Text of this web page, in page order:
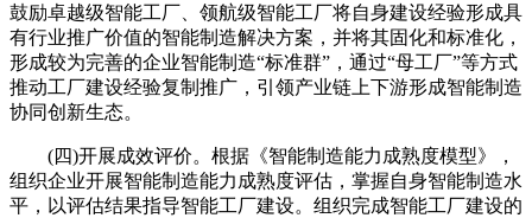
鼓励卓越级智能工厂、领航级智能工厂将自身建设经验形成具
有行业推广价值的智能制造解决方案，并将其固化和标准化，
形成较为完善的企业智能制造“标准群”，通过“母工厂”等方式
推动工厂建设经验复制推广，引领产业链上下游形成智能制造
协同创新生态。
(四)开展成效评价。根据《智能制造能力成熟度模型》，
组织企业开展智能制造能力成熟度评估，掌握自身智能制造水
平，以评估结果指导智能工厂建设。组织完成智能工厂建设的